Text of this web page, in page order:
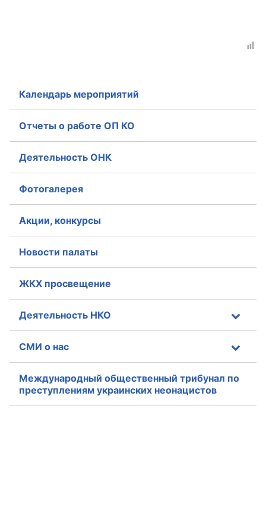
УСТАВ ГКУ “АППАРАТ ОП КО”
Доходы руководителя за 2024 г.
Календарь мероприятий
Отчеты о работе ОП КО
Деятельность ОНК
Фотогалерея
Акции, конкурсы
Новости палаты
ЖКХ просвещение
Деятельность НКО
СМИ о нас
Международный общественный трибунал по
преступлениям украинских неонацистов